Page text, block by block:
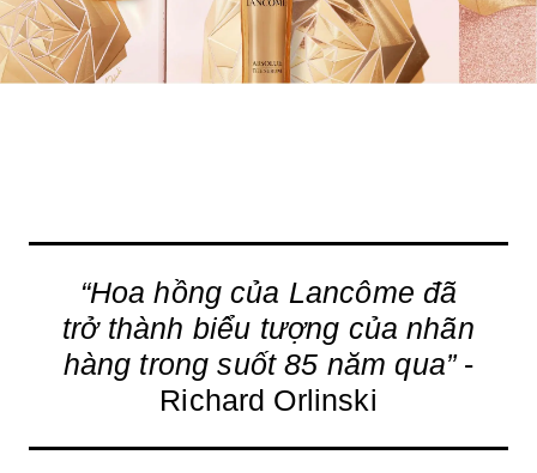
“Hoa hồng của Lancôme đã
trở thành biểu tượng của nhãn
hàng trong suốt 85 năm qua”-
Richard Orlinski